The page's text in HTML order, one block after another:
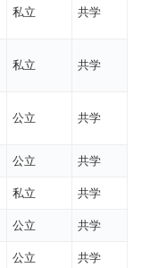
私立 共学
私立 共学
公立 共学
公立 共学
私立 共学
公立 共学
公立 共学